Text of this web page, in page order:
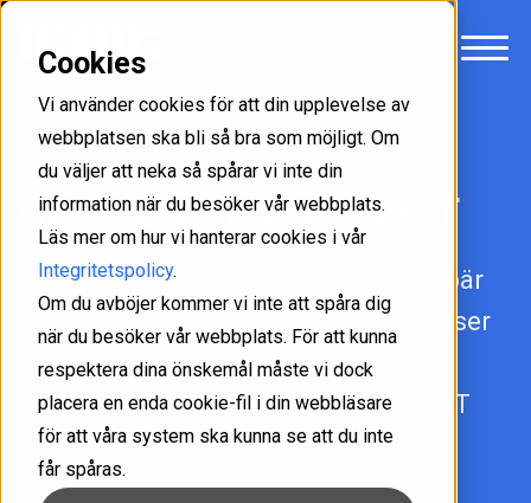
Cookies
Vi använder cookies för att din upplevelse av
webbplatsen ska bli så bra som möjligt. Om
du väljer att neka så spårar vi inte din
information när du besöker vår webbplats.
Läs mer om hur vi hanterar cookies i vår
Integritetspolicy.
Om du avböjer kommer vi inte att spåra dig
när du besöker vår webbplats. För att kunna
respektera dina önskemål måste vi dock
placera en enda cookie-fil i din webbläsare
för att våra system ska kunna se att du inte
får spåras.
GDPR efterlevnad för IT
Dataskyddsförordningen GDPR innebär
att organisationer behöver ha processer
och rutiner för hur de hanterar
personuppgifter. Vi vägleder här hur IT
kan hjälpa verksamheten att uppfylla
kraven i GDPR.